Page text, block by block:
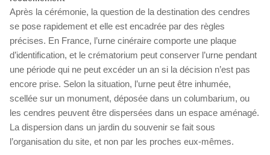
Après la cérémonie, la question de la destination des cendres
se pose rapidement et elle est encadrée par des règles
précises. En France, l’urne cinéraire comporte une plaque
d’identification, et le crématorium peut conserver l’urne pendant
une période qui ne peut excéder un an si la décision n’est pas
encore prise. Selon la situation, l’urne peut être inhumée,
scellée sur un monument, déposée dans un columbarium, ou
les cendres peuvent être dispersées dans un espace aménagé.
La dispersion dans un jardin du souvenir se fait sous
l’organisation du site, et non par les proches eux-mêmes.